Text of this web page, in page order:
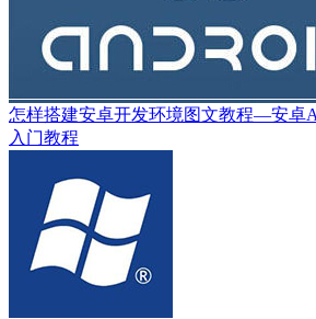
怎样搭建安卓开发环境图文教程—安卓
入门教程